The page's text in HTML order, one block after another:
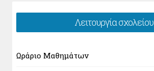
Λειτουργία σχολείου
Ωράριο Μαθημάτων